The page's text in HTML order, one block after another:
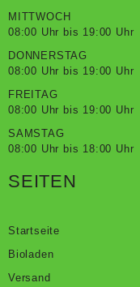
MITTWOCH
08:00 Uhr bis 19:00 Uhr
DONNERSTAG
08:00 Uhr bis 19:00 Uhr
FREITAG
08:00 Uhr bis 19:00 Uhr
SAMSTAG
08:00 Uhr bis 18:00 Uhr
SEITEN
Startseite
Bioladen
Versand